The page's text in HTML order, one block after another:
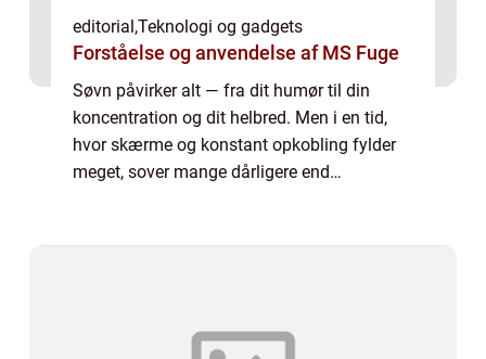
editorial,Teknologi og gadgets
Forståelse og anvendelse af MS Fuge
Søvn påvirker alt — fra dit humør til din
koncentration og dit helbred. Men i en tid,
hvor skærme og konstant opkobling fylder
meget, sover mange dårligere end